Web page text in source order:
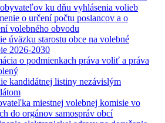
ku dňu vyhlásenia volieb
o určení počtu poslancov a o
volebného obvodu
úväzku starostu obce na volebné
2026-2030
o podmienkach práva voliť a práva
kandidátnej listiny nezávislým
miestnej volebnej komisie vo
do orgánov samospráv obcí